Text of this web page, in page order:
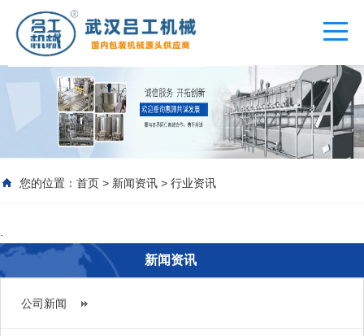
您的位置： 首页 > 新闻资讯 > 行业资讯
新闻资讯
公司新闻